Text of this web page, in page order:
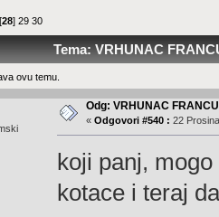
[28]29 30
Tema: VRHUNAC
ovu temu.
Odg: VRHUNAC
« Odgovori #540 : 22
koji panj,
kotace i teraj